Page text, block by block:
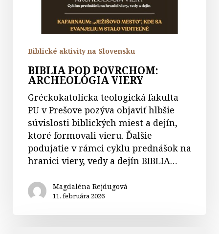
Biblické aktivity na Slovensku
BIBLIA POD POVRCHOM:
ARCHEOLÓGIA VIERY
Gréckokatolícka teologická fakulta
PU v Prešove pozýva objaviť hlbšie
súvislosti biblických miest a dejín,
ktoré formovali vieru. Ďalšie
podujatie v rámci cyklu prednášok na
hranici viery, vedy a dejín BIBLIA…
Magdaléna Rejdugová
11. februára 2026